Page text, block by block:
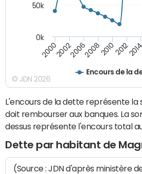
Encours de la
200020022006200820102012
0k
50k
© JDN 2026
L'encours de la dette représente la
doit rembourser aux banques. La
dessus représente l'encours total
Dette par habitant de
(Source : JDN d'après ministère